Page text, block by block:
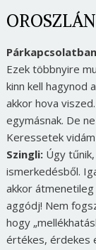
Ezek többnyire
kinn kell hagynod
akkor hova
egymásnak. De
Keressetek
Szingli:Úgy tűnik,
ismerkedésből.
akkor
aggódj! Nem
hogy
értékes, érdekes